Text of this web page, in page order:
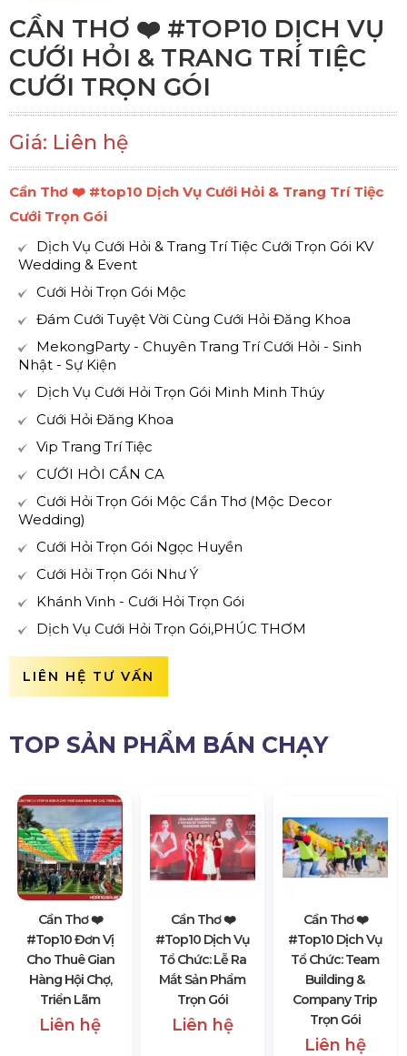
CẦN THƠ ❤️️ #TOP10 DỊCH VỤ
CƯỚI HỎI & TRANG TRÍ TIỆC
CƯỚI TRỌN GÓI
Giá: Liên hệ
Cần Thơ ❤️️ #top10 Dịch Vụ Cưới Hỏi & Trang Trí Tiệc
Cưới Trọn Gói
Dịch Vụ Cưới Hỏi & Trang Trí Tiệc Cưới Trọn Gói KV
Wedding & Event
Cưới Hỏi Trọn Gói Mộc
Đám Cưới Tuyệt Vời Cùng Cưới Hỏi Đăng Khoa
MekongParty - Chuyên Trang Trí Cưới Hỏi - Sinh
Nhật - Sự Kiện
Dịch Vụ Cưới Hỏi Trọn Gói Minh Minh Thúy
Cưới Hỏi Đăng Khoa
Vip Trang Trí Tiệc
CƯỚI HỎI CẦN CA
Cưới Hỏi Trọn Gói Mộc Cần Thơ (Mộc Decor
Wedding)
Cưới Hỏi Trọn Gói Ngọc Huyền
Cưới Hỏi Trọn Gói Như Ý
Khánh Vinh - Cưới Hỏi Trọn Gói
Dịch Vụ Cưới Hỏi Trọn Gói,PHÚC THƠM
LIÊN HỆ TƯ VẤN
TOP SẢN PHẨM BÁN CHẠY
Cần Thơ ❤️️
#top10 Đơn Vị
Cho Thuê Gian
Hàng Hội Chợ,
Triển Lãm
Liên hệ
Cần Thơ ❤️️
#top10 Dịch Vụ
Tổ Chức: Lễ Ra
Mắt Sản Phẩm
Trọn Gói
Liên hệ
Cần Thơ ❤️️
#top10 Dịch Vụ
Tổ Chức: Team
Building &
Company Trip
Trọn Gói
Liên hệ